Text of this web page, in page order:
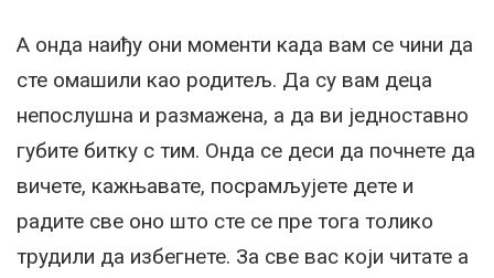
А онда наиђу они моменти када вам се чини да
сте омашили као родитељ. Да су вам деца
непослушна и размажена, а да ви једноставно
губите битку с тим. Онда се деси да почнете да
вичете, кажњавате, посрамљујете дете и
радите све оно што сте се пре тога толико
трудили да избегнете. За све вас који читате а